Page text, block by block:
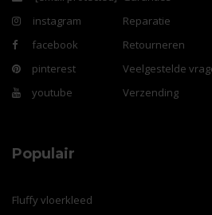
instagram
facebook
pinterest
youtube
Reparatie
Retourneren
Veelgestelde
Verzending
Populair
Fluffy vloerkleed